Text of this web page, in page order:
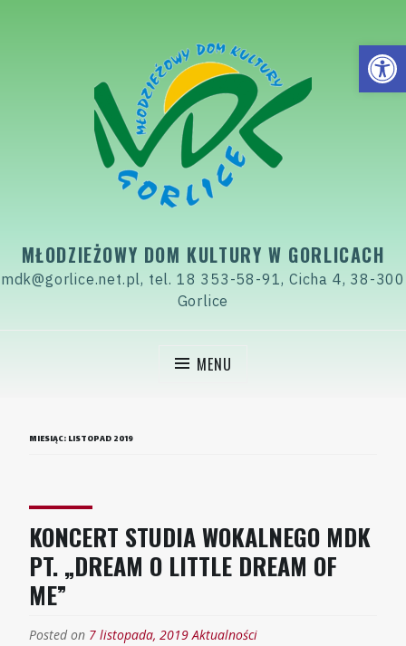
MŁODZIEŻOWY DOM KULTURY W GORLICACH
mdk@gorlice.net.pl, tel. 18 353-58-91, Cicha 4, 38-300
Gorlice
MENU
MIESIĄC:LISTOPAD 2019
KONCERT STUDIA WOKALNEGO MDK
PT. „DREAM O LITTLE DREAM OF
ME”
Posted on 7 listopada, 2019 Aktualności